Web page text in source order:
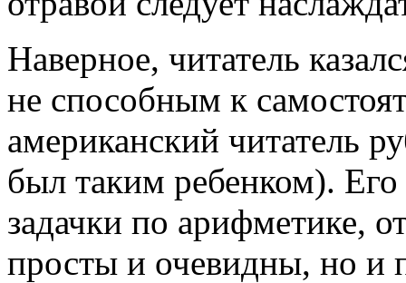
Наверное, читатель
не способным к
американский читатель
был таким ребенком).
задачки по арифметике,
просты и очевидны, но и